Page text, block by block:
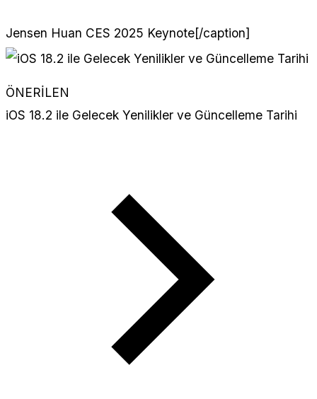
Jensen Huan CES 2025 Keynote[/caption]
ÖNERİLEN
iOS 18.2 ile Gelecek Yenilikler ve Güncelleme Tarihi